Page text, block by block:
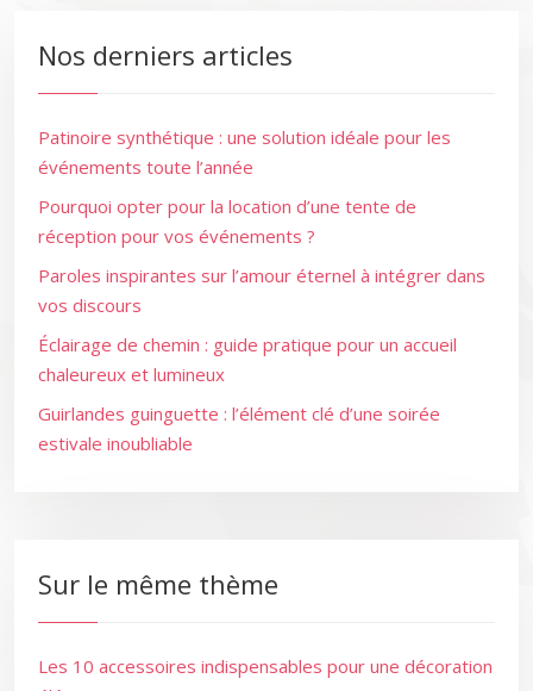
Nos derniers articles
Patinoire synthétique : une solution idéale pour les
événements toute l’année
Pourquoi opter pour la location d’une tente de
réception pour vos événements ?
Paroles inspirantes sur l’amour éternel à intégrer dans
vos discours
Éclairage de chemin : guide pratique pour un accueil
chaleureux et lumineux
Guirlandes guinguette : l’élément clé d’une soirée
estivale inoubliable
Sur le même thème
Les 10 accessoires indispensables pour une décoration